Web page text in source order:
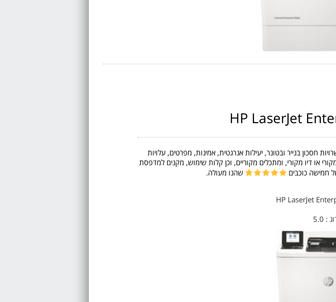
HP LaserJet
חסכון בנייר ובטונר, יעילות אנרגטית, אמינות, מפרטים, עלויות
או דיו מקורי, ומתכלים מקוריים, וכן קלות שימוש, מקנים למדפסת
שהנו מעולה.
HP LaserJet
:
5.0